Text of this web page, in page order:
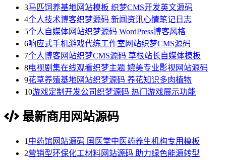
3马匹饲养基地网站模板 织梦CMS开发英文源码
4个人技术博客织梦源码 新闻资讯心情笔记日志
5个人自媒体网站织梦源码 WordPress博客风格
6响应式手机游戏代练工作室网站织梦CMS源码
7个人博客网站织梦CMS源码 草根站长自媒体模板
8电视剧集在线观看织梦主题 媲美专业影视网站源码
9花草养殖基地网站织梦源码 养花知识多肉植物
10游戏定制开发公司织梦源码 热门游戏展示功能
最新商用网站源码
1 中药馆网站源码 国医堂中医药养生机构专用模板
2营销型环保化工材料网站源码 助力绿色能源转型